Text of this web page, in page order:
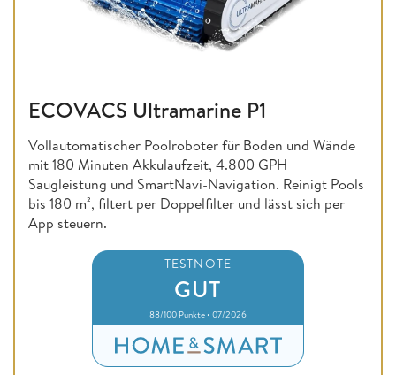
ECOVACS Ultramarine P1
Vollautomatischer Poolroboter für Boden und Wände
mit 180 Minuten Akkulaufzeit, 4.800 GPH
Saugleistung und SmartNavi-Navigation. Reinigt Pools
bis 180 m², filtert per Doppelfilter und lässt sich per
App steuern.
TESTNOTE
GUT
88/100 Punkte • 07/2026